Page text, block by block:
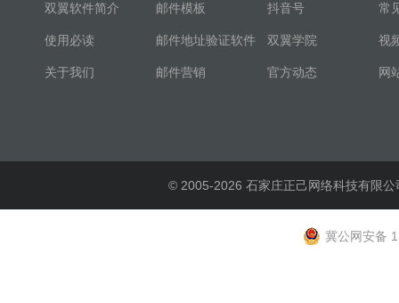
双翼软件简介
使用必读
关于我们
邮件模板
邮件地址验证软件
邮件营销
抖音号
双翼学院
官方动态
常
视
网
© 2005-2026 石家庄正己网络科技有限
冀公网安备